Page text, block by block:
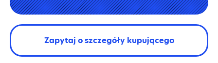
Zapytaj o szczegóły kupującego